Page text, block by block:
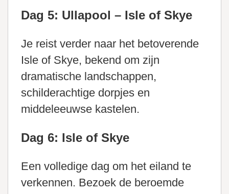
Dag 5: Ullapool – Isle of Skye
Je reist verder naar het betoverende
Isle of Skye, bekend om zijn
dramatische landschappen,
schilderachtige dorpjes en
middeleeuwse kastelen.
Dag 6: Isle of Skye
Een volledige dag om het eiland te
verkennen. Bezoek de beroemde